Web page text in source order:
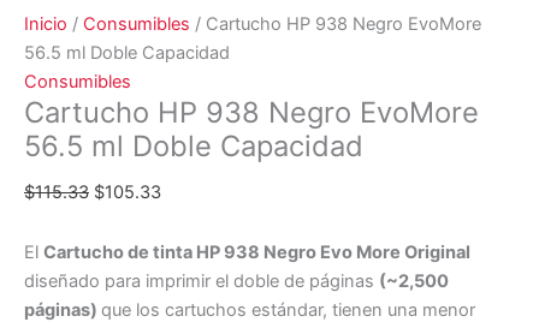
Inicio / Consumibles / Cartucho HP 938 Negro EvoMore
56.5 ml Doble Capacidad
Consumibles
Cartucho HP 938 Negro EvoMore
56.5 ml Doble Capacidad
$115.33 $105.33
El Cartucho de tinta HP 938 Negro Evo More Original
diseñado para imprimir el doble de páginas (~2,500
páginas) que los cartuchos estándar, tienen una menor